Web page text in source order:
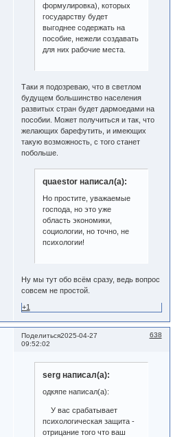
формулировка), которых
государству будет
выгоднее содержать на
пособие, нежели создавать
для них рабочие места.
Таки я подозреваю, что в светлом
будущем большинство населения
развитых стран будет дармоедами на
пособии. Может получиться и так, что
желающих барефутить, и имеющих
такую возможность, с того станет
побольше.
quaestor написал(а):
Но простите, уважаемые
господа, но это уже
область экономики,
социологии, но точно, не
психологии!
Ну мы тут обо всём сразу, ведь вопрос
совсем не простой.
+1
Поделиться 638
2025-04-27
09:52:02
serg написал(а):
одкяпе написал(а):
У вас срабатывает
психологическая защита -
отрицание того что ваш